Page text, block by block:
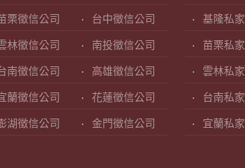
栗徵信公司 台中徵信公司
林徵信公司 南投徵信公司
南徵信公司 高雄徵信公司
蘭徵信公司 花蓮徵信公司
湖徵信公司 金門徵信公司
基隆私
苗栗私
雲林私
台南私
宜蘭私